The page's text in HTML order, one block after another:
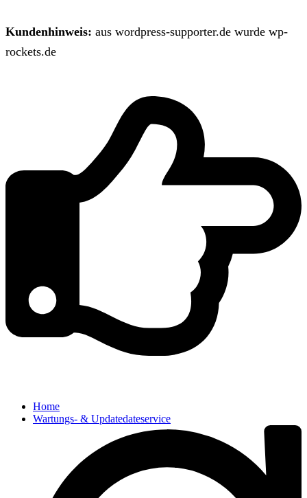
Kundenhinweis: aus wordpress-supporter.de wurde wp-
rockets.de
Home
Wartungs- & Updatedateservice